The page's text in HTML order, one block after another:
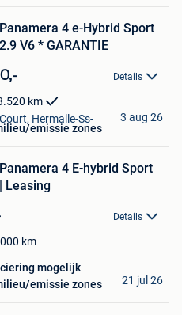
4 e-Hybrid Sport
V6 * GARANTIE
Details
km
emissie zones
Hermalle-Ss-
3 aug 26
4 E-hybrid Sport
Leasing
Details
km
mogelijk
emissie zones
21 jul 26